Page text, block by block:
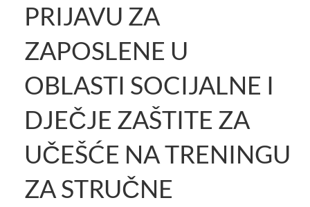
PRIJAVU ZA
ZAPOSLENE U
OBLASTI SOCIJALNE I
DJEČJE ZAŠTITE ZA
UČEŠĆE NA TRENINGU
ZA STRUČNE